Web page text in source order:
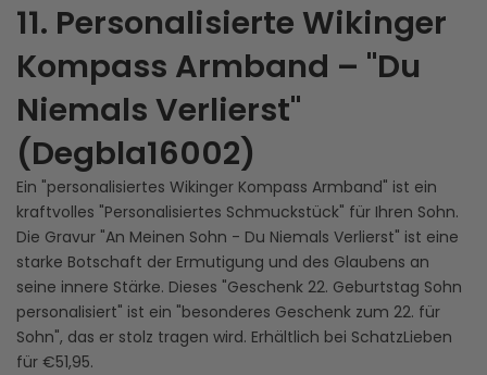
11. Personalisierte Wikinger
Kompass Armband – "Du
Niemals Verlierst"
(Degbla16002)
Ein "personalisiertes Wikinger Kompass Armband" ist ein
kraftvolles "Personalisiertes Schmuckstück" für Ihren Sohn.
Die Gravur "An Meinen Sohn - Du Niemals Verlierst" ist eine
starke Botschaft der Ermutigung und des Glaubens an
seine innere Stärke. Dieses "Geschenk 22. Geburtstag Sohn
personalisiert" ist ein "besonderes Geschenk zum 22. für
Sohn", das er stolz tragen wird. Erhältlich bei SchatzLieben
für €51,95.